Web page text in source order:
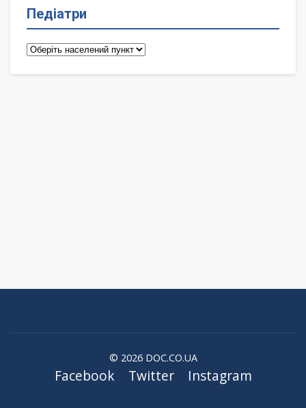
Педіатри
Педіатри
© 2026 DOC.CO.UA
Facebook Twitter Instagram